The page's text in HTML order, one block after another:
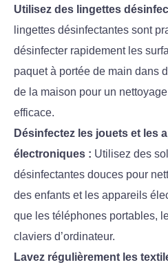
Utilisez des lingettes
lingettes désinfectantes sont
désinfecter rapidement les
paquet à portée de main dans
de la maison pour un
efficace.
Désinfectez les jouets et les
électroniques : Utilisez des
désinfectantes douces pour
des enfants et les appareils
que les téléphones portables,
claviers d’ordinateur.
Lavez régulièrement les